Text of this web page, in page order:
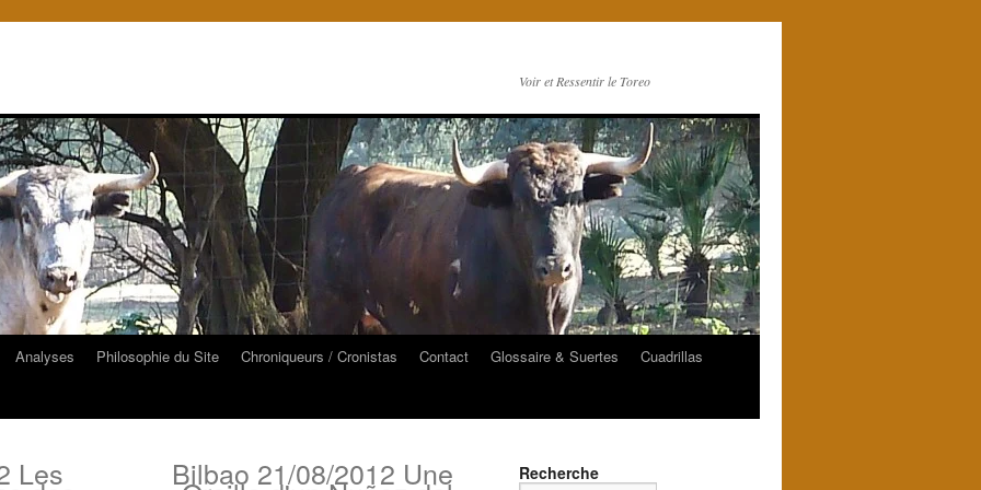
Voir et Ressentir le Toreo
Analyses Philosophie du Site Chroniqueurs / Cronistas Contact Glossaire & Suertes
Cuadrillas
Les Bilbao 21/08/2012 Une Recherche